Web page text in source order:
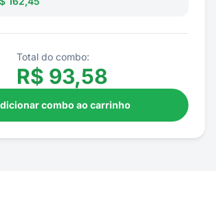
Total do combo:
R$ 93,58
combo ao carrinho